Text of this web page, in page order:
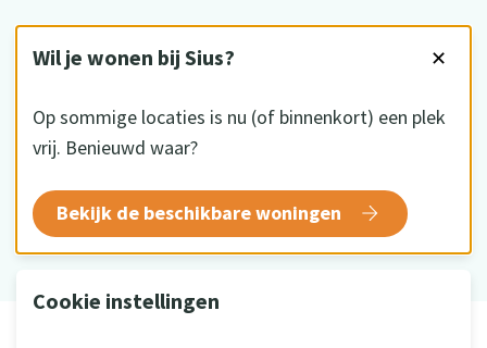
Wil je wonen bij Sius? ✕
Op sommige locaties is nu (of binnenkort) een plek
vrij. Benieuwd waar?
Bekijk de beschikbare woningen
Cookie instellingen
HKZ gecertificeerd